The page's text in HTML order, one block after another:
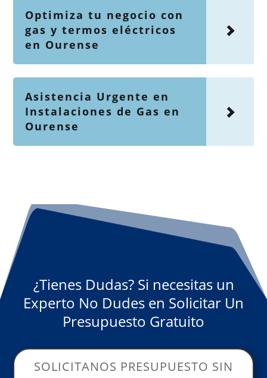
Optimiza tu negocio con
gas y termos eléctricos
en Ourense
Asistencia Urgente en
Instalaciones de Gas en
Ourense
¿Tienes Dudas? Si necesitas un
Experto No Dudes en Solicitar Un
Presupuesto Gratuito
SOLICITANOS PRESUPUESTO SIN